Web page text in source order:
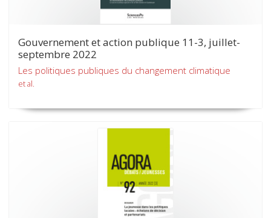
Gouvernement et action publique 11-3, juillet-
septembre 2022
Les politiques publiques du changement climatique
et al.